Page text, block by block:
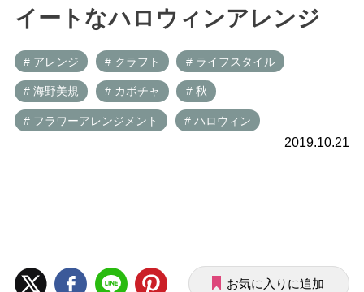
イートなハロウィンアレンジ
# アレンジ # クラフト # ライフスタイル
# 海野美規 # カボチャ # 秋
# フラワーアレンジメント # ハロウィン
2019.10.21
お気に入りに追加